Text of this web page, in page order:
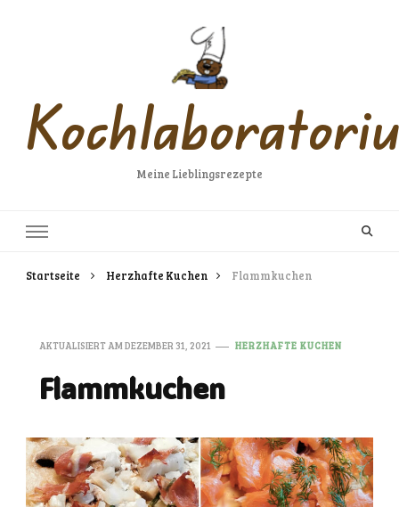
Meine Lieblingsrezepte
Startseite Herzhafte Kuchen Flammkuchen
AKTUALISIERT AMDEZEMBER 31, 2021 HERZHAFTE KUCHEN
Flammkuchen